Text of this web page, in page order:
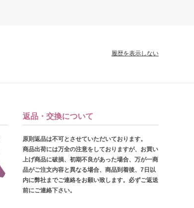
履歴を表示しない
返品・交換について
原則返品は不可とさせていただいております。
商品出荷には万全の注意をしておりますが、お買い
上げ商品に破損、初期不良があった場合、万が一商
品がご注文内容と異なる場合、商品到着後、7日以
内に弊社までご連絡をお願い致します。必ずご返送
前にご連絡下さい。